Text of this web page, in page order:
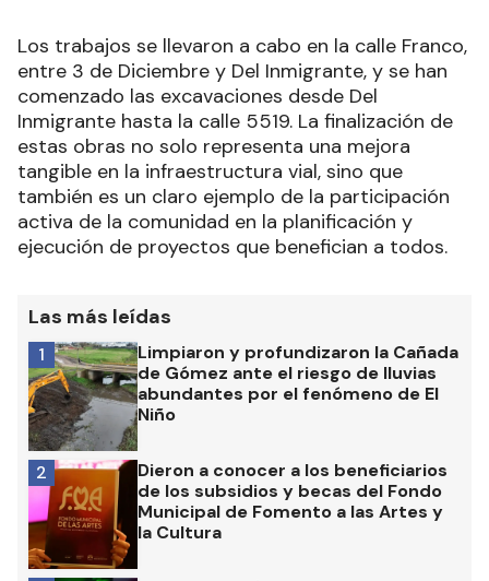
Los trabajos se llevaron a cabo en la calle Franco,
entre 3 de Diciembre y Del Inmigrante, y se han
comenzado las excavaciones desde Del
Inmigrante hasta la calle 5519. La finalización de
estas obras no solo representa una mejora
tangible en la infraestructura vial, sino que
también es un claro ejemplo de la participación
activa de la comunidad en la planificación y
ejecución de proyectos que benefician a todos.
Las más leídas
Limpiaron y profundizaron la Cañada
de Gómez ante el riesgo de lluvias
abundantes por el fenómeno de El
Niño
1
Dieron a conocer a los beneficiarios
de los subsidios y becas del Fondo
Municipal de Fomento a las Artes y
la Cultura
2